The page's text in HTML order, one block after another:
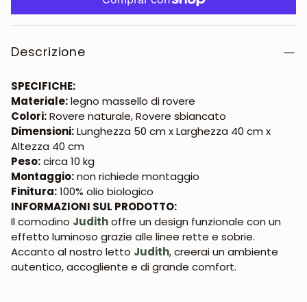
Descrizione
SPECIFICHE:
Materiale:legno massello di rovere
Colori:Rovere naturale, Rovere sbiancato
Dimensioni:Lunghezza 50 cm x Larghezza 40 cm x
Altezza 40 cm
Peso:circa 10 kg
Montaggio:non richiede montaggio
Finitura:100% olio biologico
INFORMAZIONI SUL PRODOTTO:
Il comodino Judithoffre un design funzionale con un
effetto luminoso grazie alle linee rette e sobrie.
Accanto al nostro letto Judith, creerai un ambiente
autentico, accogliente e di grande comfort.